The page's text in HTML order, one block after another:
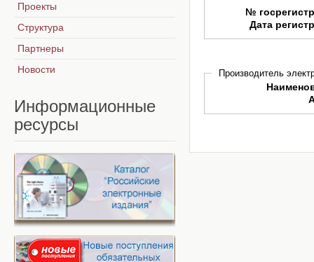
№
Дата
Производитель
Проекты
Структура
Партнеры
Новости
Информационные
ресурсы